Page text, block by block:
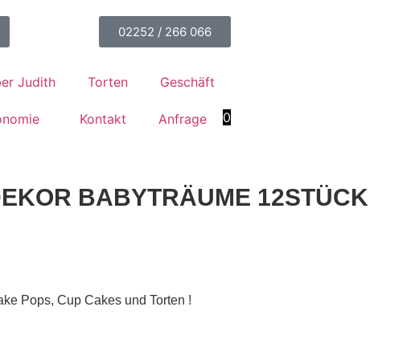
02252 / 266 066
Judith Torten Geschäft
Kontakt Anfrage 0
BABYTRÄUME 12STÜCK
Pops, Cup Cakes und Torten !